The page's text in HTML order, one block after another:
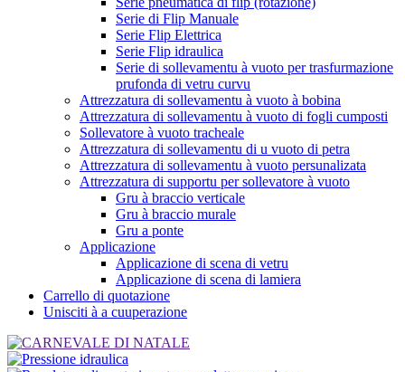
Serie di Flip Manuale
Serie Flip Elettrica
Serie Flip idraulica
Serie di sollevamentu à vuoto per trasfurmazione
prufonda di vetru curvu
Attrezzatura di sollevamentu à vuoto à bobina
Attrezzatura di sollevamentu à vuoto di fogli cumposti
Sollevatore à vuoto tracheale
Attrezzatura di sollevamentu di u vuoto di petra
Attrezzatura di sollevamentu à vuoto persunalizata
Attrezzatura di supportu per sollevatore à vuoto
Gru à braccio verticale
Gru à braccio murale
Gru a ponte
Applicazione
Applicazione di scena di vetru
Applicazione di scena di lamiera
Carrello di quotazione
Unisciti à a cuuperazione